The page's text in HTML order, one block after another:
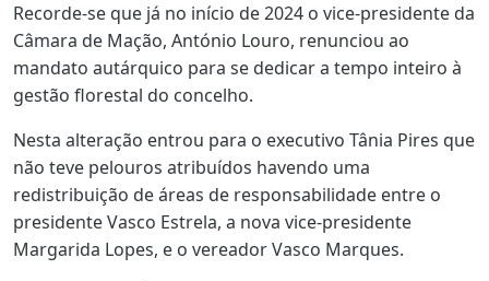
Recorde-se que já no início de 2024 o vice-presidente da
Câmara de Mação, António Louro, renunciou ao
mandato autárquico para se dedicar a tempo inteiro à
gestão florestal do concelho.
Nesta alteração entrou para o executivo Tânia Pires que
não teve pelouros atribuídos havendo uma
redistribuição de áreas de responsabilidade entre o
presidente Vasco Estrela, a nova vice-presidente
Margarida Lopes, e o vereador Vasco Marques.